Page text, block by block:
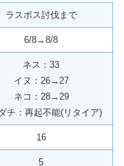
ラスボス討伐まで
6/8→8/8
ネス：33
イヌ：26→27
ネコ：28→29
チ：再起不能(リタイア)
16
5